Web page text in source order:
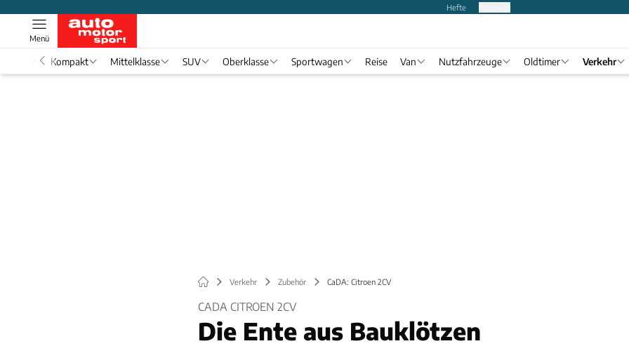
Hefte
Menü
Kompakt Mittelklasse SUV Oberklasse Sportwagen Reise Van Nutzfahrzeuge Oldtimer Verkehr
Verkehr Zubehör CaDA: Citroen 2CV
CADA CITROEN 2CV
Die Ente aus Bauklötzen